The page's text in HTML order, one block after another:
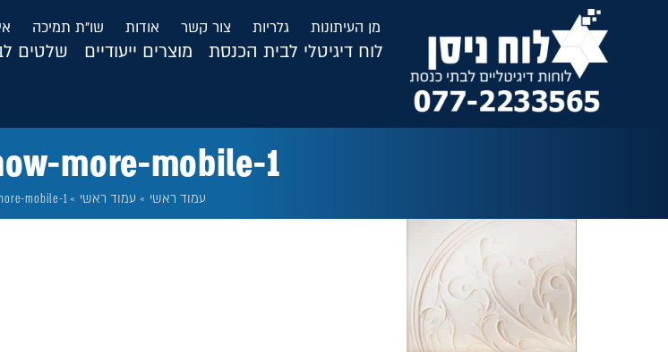
מן העיתונות גלריות צור קשר אודות שו”ת תמיכה
לוח דיגיטלי לבית הכנסת מוצרים ייעודיים שלטים
more-mobile-1
עמוד ראשי » עמוד ראשי »
mobile-1